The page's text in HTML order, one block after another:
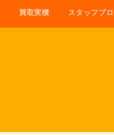
買取実積 スタッフブ